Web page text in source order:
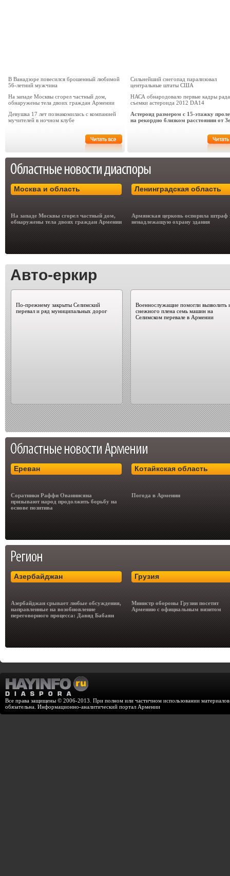
В Ванадзоре повесился брошенный любимой
56-летний мужчина
На западе Москвы сгорел частный дом,
обнаружены тела двоих граждан Армении
Девушка 17 лет познакомилась с компанией
мучителей в ночном клубе
Сильнейший снегопад парализовал
центральные штаты США
НАСА обнародовало первые кадры
съемки астероида 2012 DA14
Астероид размером с 15-этажку
на рекордно близком расстоянии от
Москва и область
На западе Москвы сгорел частный дом,
обнаружены тела двоих граждан Армении
Ленинградская область
Армянская церковь оспорила штраф
ненадлежащую охрану здания
Авто-еркир
По-прежнему закрыты Селимский
перевал и ряд муниципальных дорог
Военнослужащие помогли вызволить
снежного плена семь машин на
Селимском перевале в Армении
Ереван
Соратники Раффи Ованнисяна
призывают народ продолжить борьбу на
основе позитива
Котайкская область
Погода в Армении
Азербайджан
Азербайджан срывает любые обсуждения,
направленные на возобновление
переговорного процесса: Давид Бабаян
Грузия
Министр обороны Грузии посетит
Армению с официальным визитом
Все права защищены © 2006-2013. При полном или частичном использовании
обязательна. Информационно-аналитический портал Армении